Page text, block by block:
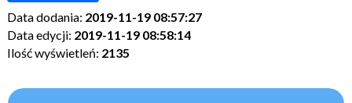
Data dodania: 2019-11-19 08:57:27
Data edycji: 2019-11-19 08:58:14
Ilość wyświetleń: 2135